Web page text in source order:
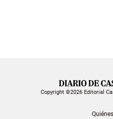
Copyright ©2026 Editorial